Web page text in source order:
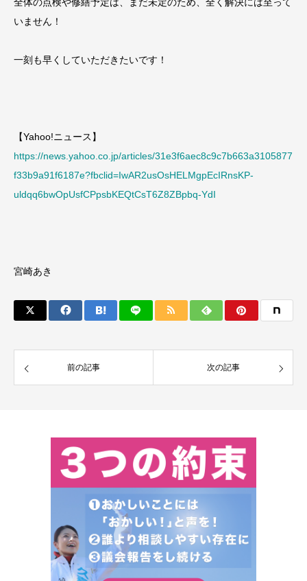
いません！
一刻も早くしていただきたいです！
【Yahoo!ニュース】
https://news.yahoo.co.jp/articles/31e3f6aec8c9c7b663a3105877
f33b9a91f6187e?fbclid=IwAR2usOsHELMgpEcIRnsKP-
uldqq6bwOpUsfCPpsbKEQtCsT6Z8ZBpbq-YdI
宮崎あき
前の記事 次の記事